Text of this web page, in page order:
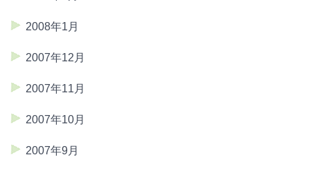
2008年1月
2007年12月
2007年11月
2007年10月
2007年9月